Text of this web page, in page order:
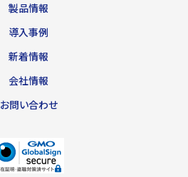
製品情報
導入事例
新着情報
会社情報
お問い合わせ